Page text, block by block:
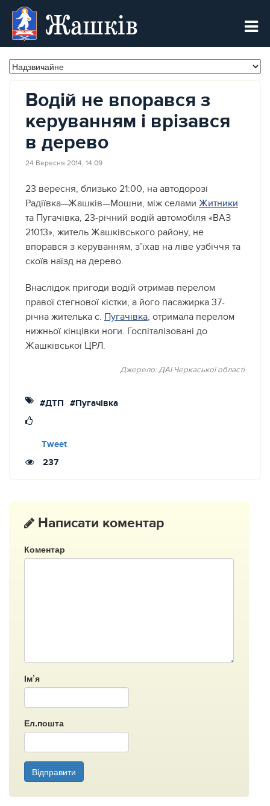
Жашків
Водій не впорався з
керуванням і врізався
в дерево
24 Вересня 2014, 14:09
23 вересня, близько 21:00, на автодорозі
Радіївка—Жашків—Мошни, між селами Житники
та Пугачівка, 23-річний водій автомобіля «ВАЗ
21013», житель Жашківського району, не
впорався з керуванням, з’їхав на ліве узбіччя та
скоїв наїзд на дерево.
Внаслідок пригоди водій отримав перелом
правої стегнової кістки, а його пасажирка 37-
річна жителька с. Пугачівка, отримала перелом
нижньої кінцівки ноги. Госпіталізовані до
Жашківської ЦРЛ.
Джерело: ДАІ Черкаської області
#ДТП #Пугачівка
Tweet
237
Написати коментар
Коментар
Ім’я
Ел.пошта
Відправити